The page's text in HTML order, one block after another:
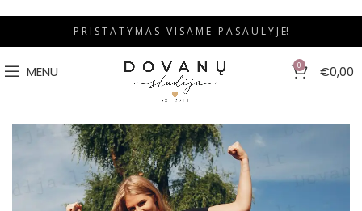
P R I S T A T Y M A S V I S A M E P A S A U L Y J E!
MENU 0 €0,00